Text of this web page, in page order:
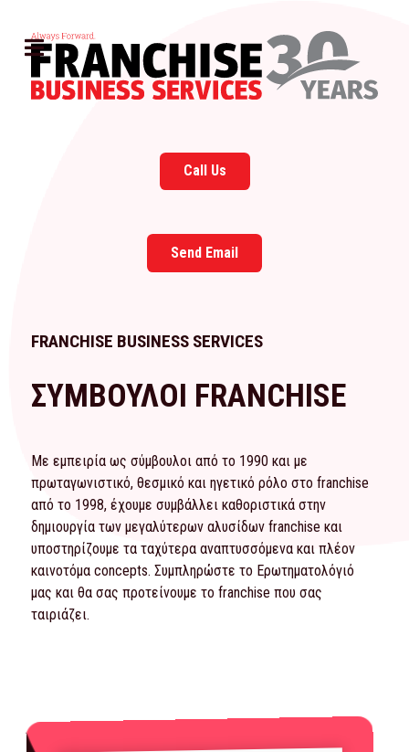
Call Us
Send Email
FRANCHISE BUSINESS SERVICES
ΣΥΜΒΟΥΛΟΙ FRANCHISE
Με εμπειρία ως σύμβουλοι από το 1990 και με
πρωταγωνιστικό, θεσμικό και ηγετικό ρόλο στο franchise
από το 1998, έχουμε συμβάλλει καθοριστικά στην
δημιουργία των μεγαλύτερων αλυσίδων franchise και
υποστηρίζουμε τα ταχύτερα αναπτυσσόμενα και πλέον
καινοτόμα concepts. Συμπληρώστε το Ερωτηματολόγιό
μας και θα σας προτείνουμε το franchise που σας
ταιριάζει.